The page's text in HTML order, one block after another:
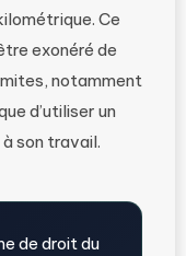
Ce
exonéré de
notamment
d’utiliser un
son travail.
de droit du